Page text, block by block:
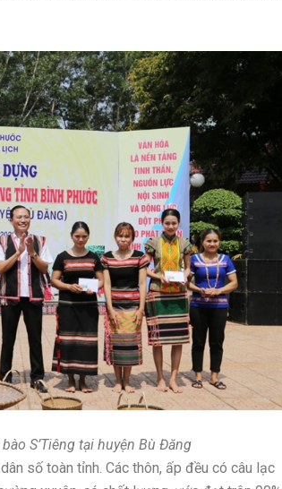
S’Tiêng tại huyện Bù Đăng
số toàn tỉnh. Các thôn, ấp đều có câu lạc